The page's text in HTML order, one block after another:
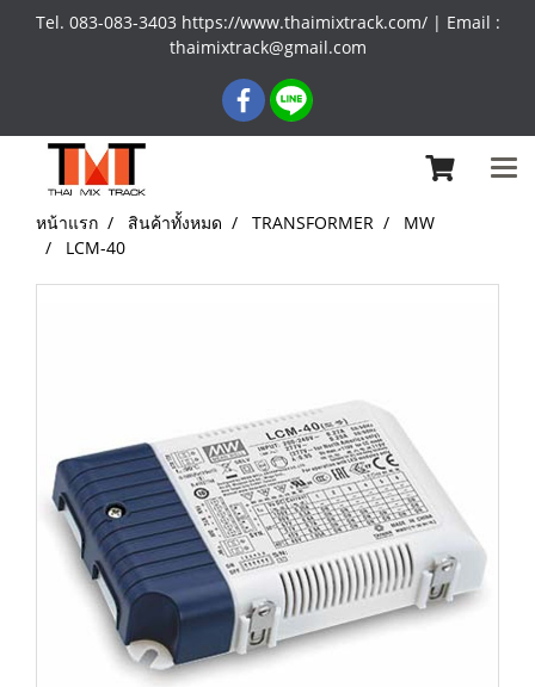
Tel. 083-083-3403 https://www.thaimixtrack.com/ | Email :
thaimixtrack@gmail.com
หน้าแรก สินค้าทั้งหมด TRANSFORMER
MW
LCM-40